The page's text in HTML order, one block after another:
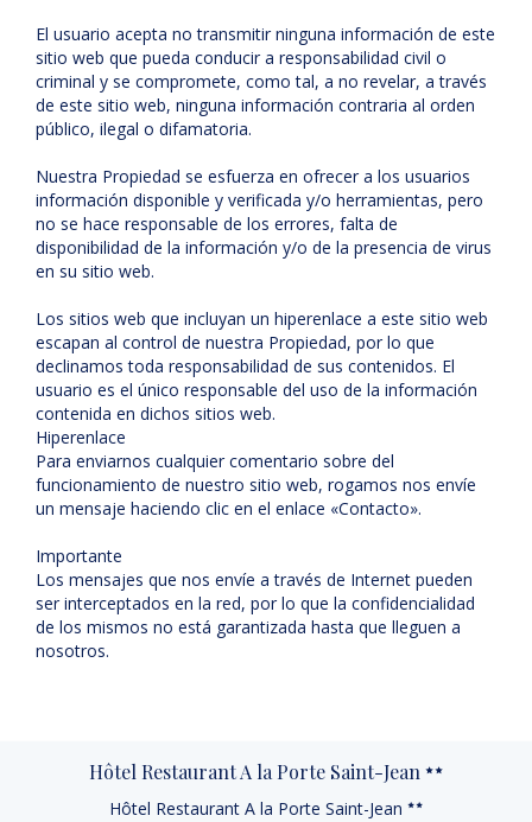
El usuario acepta no transmitir ninguna información de este
sitio web que pueda conducir a responsabilidad civil o
criminal y se compromete, como tal, a no revelar, a través
de este sitio web, ninguna información contraria al orden
público, ilegal o difamatoria.
Nuestra Propiedad se esfuerza en ofrecer a los usuarios
información disponible y verificada y/o herramientas, pero
no se hace responsable de los errores, falta de
disponibilidad de la información y/o de la presencia de virus
en su sitio web.
Los sitios web que incluyan un hiperenlace a este sitio web
escapan al control de nuestra Propiedad, por lo que
declinamos toda responsabilidad de sus contenidos. El
usuario es el único responsable del uso de la información
contenida en dichos sitios web.
Hiperenlace
Para enviarnos cualquier comentario sobre del
funcionamiento de nuestro sitio web, rogamos nos envíe
un mensaje haciendo clic en el enlace «Contacto».
Importante
Los mensajes que nos envíe a través de Internet pueden
ser interceptados en la red, por lo que la confidencialidad
de los mismos no está garantizada hasta que lleguen a
nosotros.
Hôtel Restaurant A la Porte Saint-Jean
Hôtel Restaurant A la Porte Saint-Jean